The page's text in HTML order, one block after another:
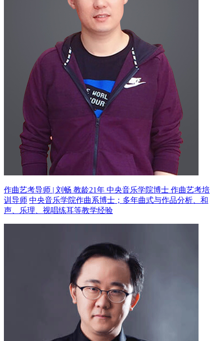
作曲艺考导师 | 刘畅 教龄21年 中央音乐学院博士 作曲艺考培
训导师 中央音乐学院作曲系博士；多年曲式与作品分析、和
声、乐理、视唱练耳等教学经验